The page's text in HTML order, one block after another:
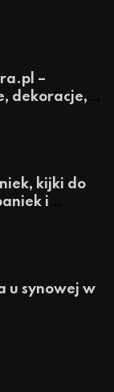
–
dekoracje,
animatorów
kijki do
i
u synowej w